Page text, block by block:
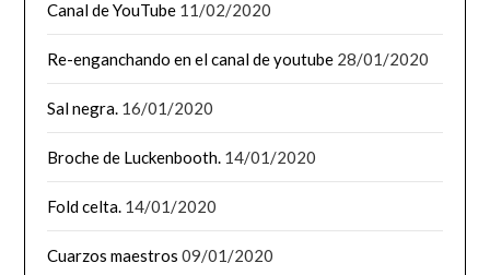
Canal de YouTube 11/02/2020
Re-enganchando en el canal de youtube 28/01/2020
Sal negra. 16/01/2020
Broche de Luckenbooth. 14/01/2020
Fold celta. 14/01/2020
Cuarzos maestros 09/01/2020